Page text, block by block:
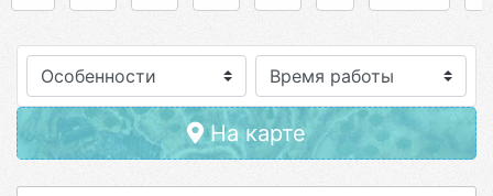
Особенности
На карте